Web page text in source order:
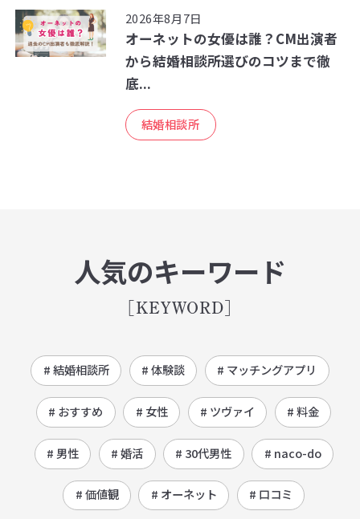
2026年8月7日
オーネットの女優は誰？CM出演者
から結婚相談所選びのコツまで徹
底...
結婚相談所
人気のキーワード
[KEYWORD]
# 結婚相談所 # 体験談 # マッチングアプリ
# おすすめ # 女性 # ツヴァイ # 料金
# 男性 # 婚活 # 30代男性 # naco-do
# 価値観 # オーネット # 口コミ